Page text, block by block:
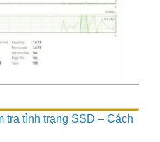
tra tình trạng SSD – Cách